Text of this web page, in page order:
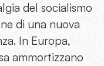
del socialismo
di una nuova
In Europa,
ammortizzano